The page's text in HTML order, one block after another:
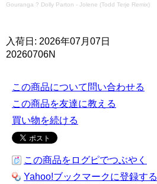
Gouranga ? Dolly Parton - Jolene (Todd Terje Remix)
入荷日: 2026年07月07日
20260706N
この商品について問い合わせる
この商品を友達に教える
買い物を続ける
この商品をログピでつぶやく
Yahoo!ブックマークに登録する